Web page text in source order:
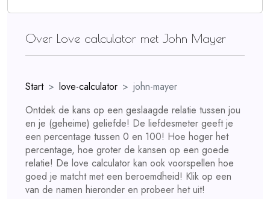
Over Love calculator met John Mayer
Start love-calculator
john-mayer
Ontdek de kans op een geslaagde relatie tussen jou
en je (geheime) geliefde! De liefdesmeter geeft je
een percentage tussen 0 en 100! Hoe hoger het
percentage, hoe groter de kansen op een goede
relatie! De love calculator kan ook voorspellen hoe
goed je matcht met een beroemdheid! Klik op een
van de namen hieronder en probeer het uit!